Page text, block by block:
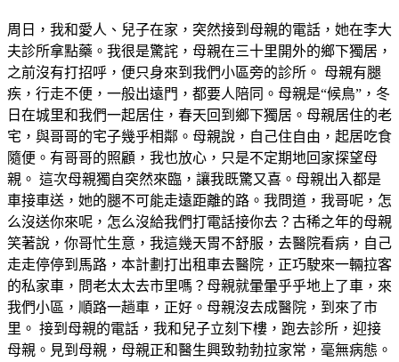
周日，我和愛人、兒子在家，突然接到母親的電話，她在李大
夫診所拿點藥。我很是驚詫，母親在三十里開外的鄉下獨居，
之前沒有打招呼，便只身來到我們小區旁的診所。 母親有腿
疾，行走不便，一般出遠門，都要人陪同。母親是“候鳥”，冬
日在城里和我們一起居住，春天回到鄉下獨居。母親居住的老
宅，與哥哥的宅子幾乎相鄰。母親說，自己住自由，起居吃食
隨便。有哥哥的照顧，我也放心，只是不定期地回家探望母
親。 這次母親獨自突然來臨，讓我既驚又喜。母親出入都是
車接車送，她的腿不可能走遠距離的路。我問道，我哥呢，怎
么沒送你來呢，怎么沒給我們打電話接你去？古稀之年的母親
笑著說，你哥忙生意，我這幾天胃不舒服，去醫院看病，自己
走走停停到馬路，本計劃打出租車去醫院，正巧駛來一輛拉客
的私家車，問老太太去市里嗎？母親就暈暈乎乎地上了車，來
我們小區，順路一趟車，正好。母親沒去成醫院，到來了市
里。 接到母親的電話，我和兒子立刻下樓，跑去診所，迎接
母親。見到母親，母親正和醫生興致勃勃拉家常，毫無病態。